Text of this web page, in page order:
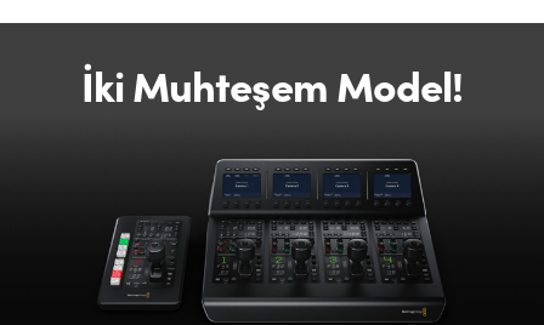
Spain
Sweden
UAE
Ukraine
İki Muhteşem Model!